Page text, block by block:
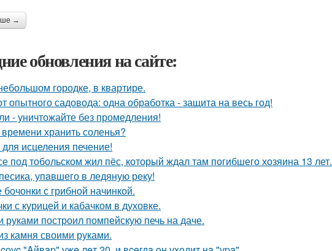
→
обновления на сайте:
городке, в квартире.
опытного садовода: одна обработка - защита на весь год!
- уничтожайте без промедления!
хранить соленья?
исцеления печение!
под тобольском жил пёс, который ждал там погибшего хозяина 13 лет.
упaвшего в ледяную рeку!
с грибной начинкой.
с курицей и кабачком в духовке.
построил помпейскую печь на даче.
камня своими руками.